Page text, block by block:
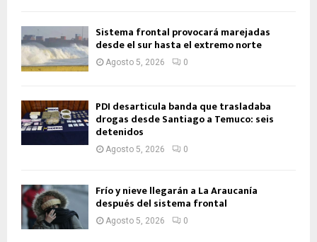
Sistema frontal provocará marejadas
desde el sur hasta el extremo norte
Agosto 5, 2026 0
PDI desarticula banda que trasladaba
drogas desde Santiago a Temuco: seis
detenidos
Agosto 5, 2026 0
Frío y nieve llegarán a La Araucanía
después del sistema frontal
Agosto 5, 2026 0